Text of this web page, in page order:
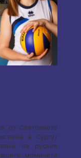
от Световното
в Сургут
на руския
момичета